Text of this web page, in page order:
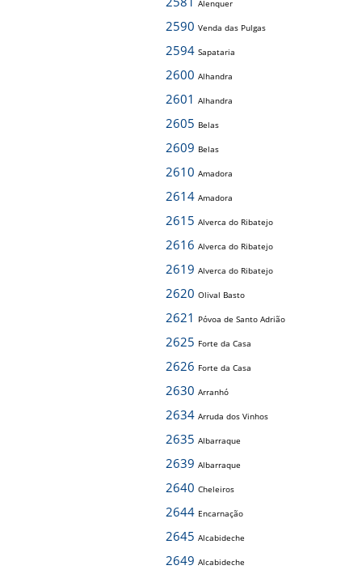
Alenquer
2590 Venda das Pulgas
2594 Sapataria
2600 Alhandra
2601 Alhandra
2605 Belas
2609 Belas
2610 Amadora
2614 Amadora
2615 Alverca do Ribatejo
2616 Alverca do Ribatejo
2619 Alverca do Ribatejo
2620 Olival Basto
2621 Póvoa de Santo Adrião
2625 Forte da Casa
2626 Forte da Casa
2630 Arranhó
2634 Arruda dos Vinhos
2635 Albarraque
2639 Albarraque
2640 Cheleiros
2644 Encarnação
2645 Alcabideche
2649 Alcabideche